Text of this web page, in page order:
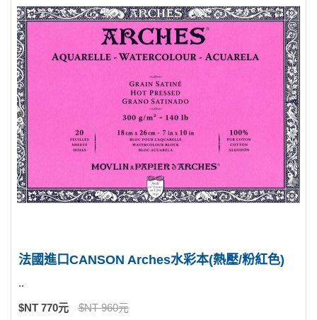
法國進口CANSON Arches水彩本(熱壓/粉紅色)
..
$NT 770元 $NT 960元